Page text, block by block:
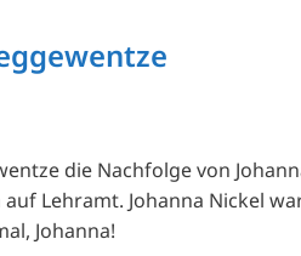
die Nachfolge von
Lehramt. Johanna Nickel
Johanna!